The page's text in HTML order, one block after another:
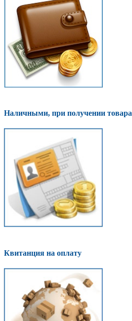
Наличными, при получении товара
Квитанция на оплату